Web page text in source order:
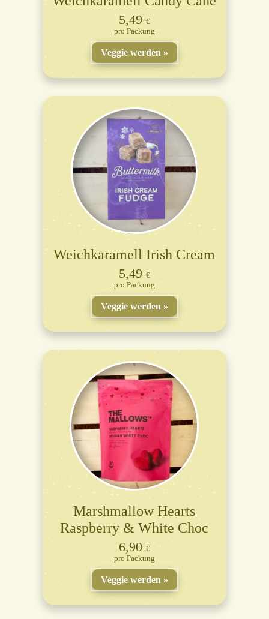
5,49 €
Packung
Veggie werden
Weichkaramell Irish Cream
5,49 €
Packung
Veggie werden
Marshmallow Hearts
Raspberry & White Choc
6,90€
Packung
Veggie werden